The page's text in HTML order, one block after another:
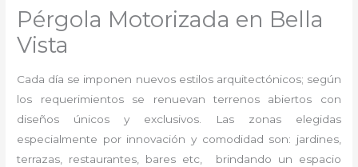
Pérgola Motorizada en Bella
Vista
Cada día se imponen nuevos estilos arquitectónicos; según
los requerimientos se renuevan terrenos abiertos con
diseños únicos y exclusivos. Las zonas elegidas
especialmente por innovación y comodidad son: jardines,
terrazas, restaurantes, bares etc, brindando un espacio